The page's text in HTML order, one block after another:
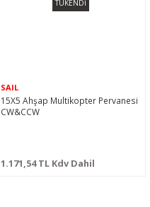
TÜKENDİ
SAIL
15X5 Ahşap Multikopter Pervanesi
CW&CCW
1.171,54 TL Kdv Dahil